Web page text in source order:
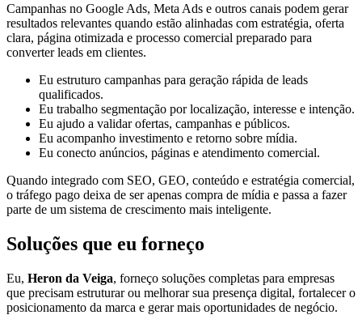
Campanhas no Google Ads, Meta Ads e outros canais podem gerar
resultados relevantes quando estão alinhadas com estratégia, oferta
clara, página otimizada e processo comercial preparado para
converter leads em clientes.
Eu estruturo campanhas para geração rápida de leads
qualificados.
Eu trabalho segmentação por localização, interesse e intenção.
Eu ajudo a validar ofertas, campanhas e públicos.
Eu acompanho investimento e retorno sobre mídia.
Eu conecto anúncios, páginas e atendimento comercial.
Quando integrado com SEO, GEO, conteúdo e estratégia comercial,
o tráfego pago deixa de ser apenas compra de mídia e passa a fazer
parte de um sistema de crescimento mais inteligente.
Soluções que eu forneço
Eu, Heron da Veiga, forneço soluções completas para empresas
que precisam estruturar ou melhorar sua presença digital, fortalecer o
posicionamento da marca e gerar mais oportunidades de negócio.